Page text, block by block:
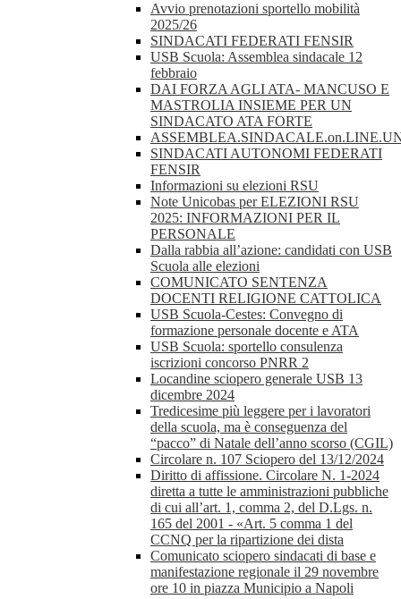
Avvio prenotazioni sportello mobilità
2025/26
SINDACATI FEDERATI FENSIR
USB Scuola: Assemblea sindacale 12
febbraio
DAI FORZA AGLI ATA- MANCUSO E
MASTROLIA INSIEME PER UN
SINDACATO ATA FORTE
SINDACATI AUTONOMI FEDERATI
FENSIR
Informazioni su elezioni RSU
Note Unicobas per ELEZIONI RSU
2025: INFORMAZIONI PER IL
PERSONALE
Dalla rabbia all’azione: candidati con USB
Scuola alle elezioni
COMUNICATO SENTENZA
DOCENTI RELIGIONE CATTOLICA
USB Scuola-Cestes: Convegno di
formazione personale docente e ATA
USB Scuola: sportello consulenza
iscrizioni concorso PNRR 2
Locandine sciopero generale USB 13
dicembre 2024
Tredicesime più leggere per i lavoratori
della scuola, ma è conseguenza del
“pacco” di Natale dell’anno scorso (CGIL)
Circolare n. 107 Sciopero del 13/12/2024
Diritto di affissione. Circolare N. 1-2024
diretta a tutte le amministrazioni pubbliche
di cui all’art. 1, comma 2, del D.Lgs. n.
165 del 2001 - «Art. 5 comma 1 del
CCNQ per la ripartizione dei dista
Comunicato sciopero sindacati di base e
manifestazione regionale il 29 novembre
ore 10 in piazza Municipio a Napoli